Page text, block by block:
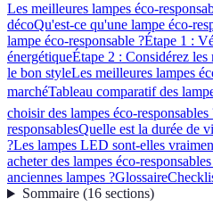
Les meilleures lampes éco-
décoQu'est-ce qu'une lampe éco-
lampe éco-responsable ?Étape 1 :
énergétiqueÉtape 2 : Considérez les
le bon styleLes meilleures lampes
marchéTableau comparatif des
choisir des lampes éco-responsables
responsablesQuelle est la durée de
?Les lampes LED sont-elles
acheter des lampes éco-
anciennes lampes ?Glossaire
Sommaire(16 sections)